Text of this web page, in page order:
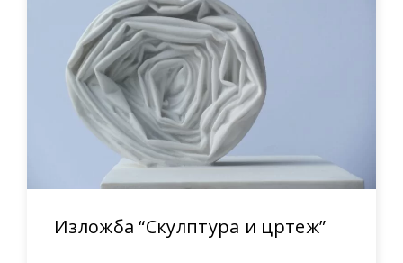
Изложба “Скулптура и цртеж”